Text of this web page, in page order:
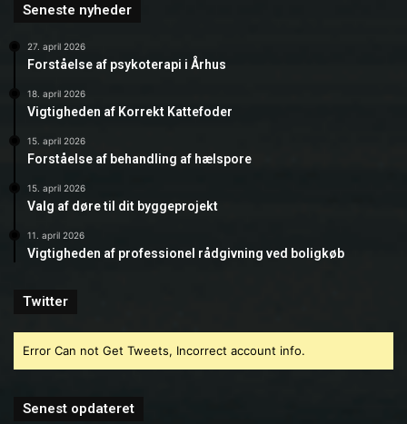
Seneste nyheder
27. april 2026
Forståelse af psykoterapi i Århus
18. april 2026
Vigtigheden af Korrekt Kattefoder
15. april 2026
Forståelse af behandling af hælspore
15. april 2026
Valg af døre til dit byggeprojekt
11. april 2026
Vigtigheden af professionel rådgivning ved boligkøb
Twitter
Error Can not Get Tweets, Incorrect account info.
Senest opdateret